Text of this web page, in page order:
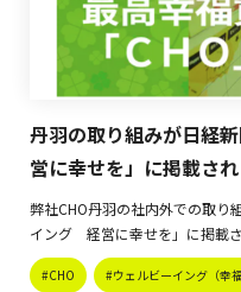
丹羽の取り組みが日経
営に幸せを」に掲載さ
弊社CHO丹羽の社内外での取り
イング 経営に幸せを」に掲載
#CHO #ウェルビーイング（幸福